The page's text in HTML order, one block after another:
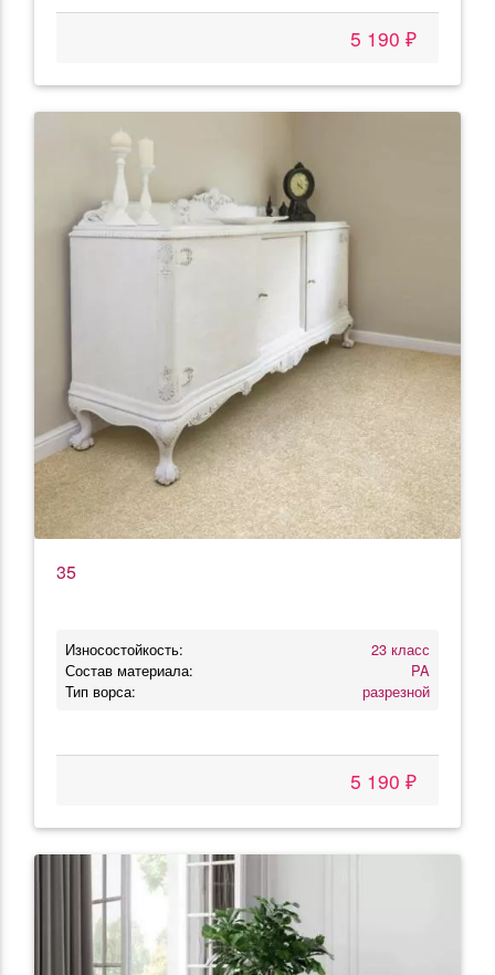
5 190 ₽
35
Износостойкость:
23 класс
Состав материала:
PA
Тип ворса:
разрезной
5 190 ₽